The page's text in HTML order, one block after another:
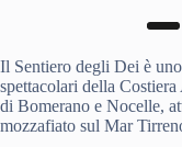
Il Sentiero degli Dei è
spettacolari della
di Bomerano e Nocelle,
mozzafiato sul Mar